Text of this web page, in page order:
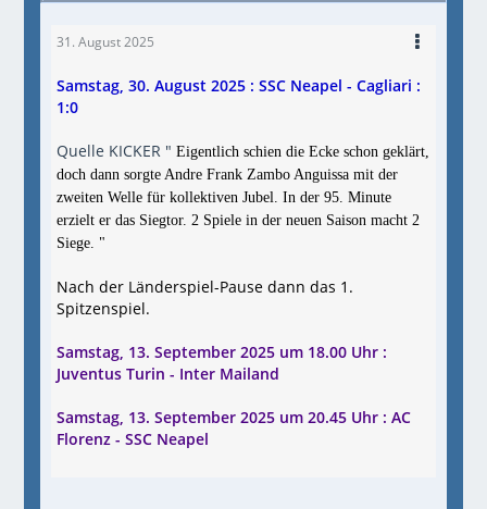
31. August 2025
Samstag, 30. August 2025 : SSC Neapel - Cagliari :
1:0
Quelle KICKER "Eigentlich schien die Ecke schon geklärt,
doch dann sorgte Andre Frank Zambo Anguissa mit der
zweiten Welle für kollektiven Jubel. In der 95. Minute
erzielt er das Siegtor. 2 Spiele in der neuen Saison macht 2
Siege. "
Nach der Länderspiel-Pause dann das 1.
Spitzenspiel.
Samstag, 13. September 2025 um 18.00 Uhr :
Juventus Turin - Inter Mailand
Samstag, 13. September 2025 um 20.45 Uhr : AC
Florenz - SSC Neapel